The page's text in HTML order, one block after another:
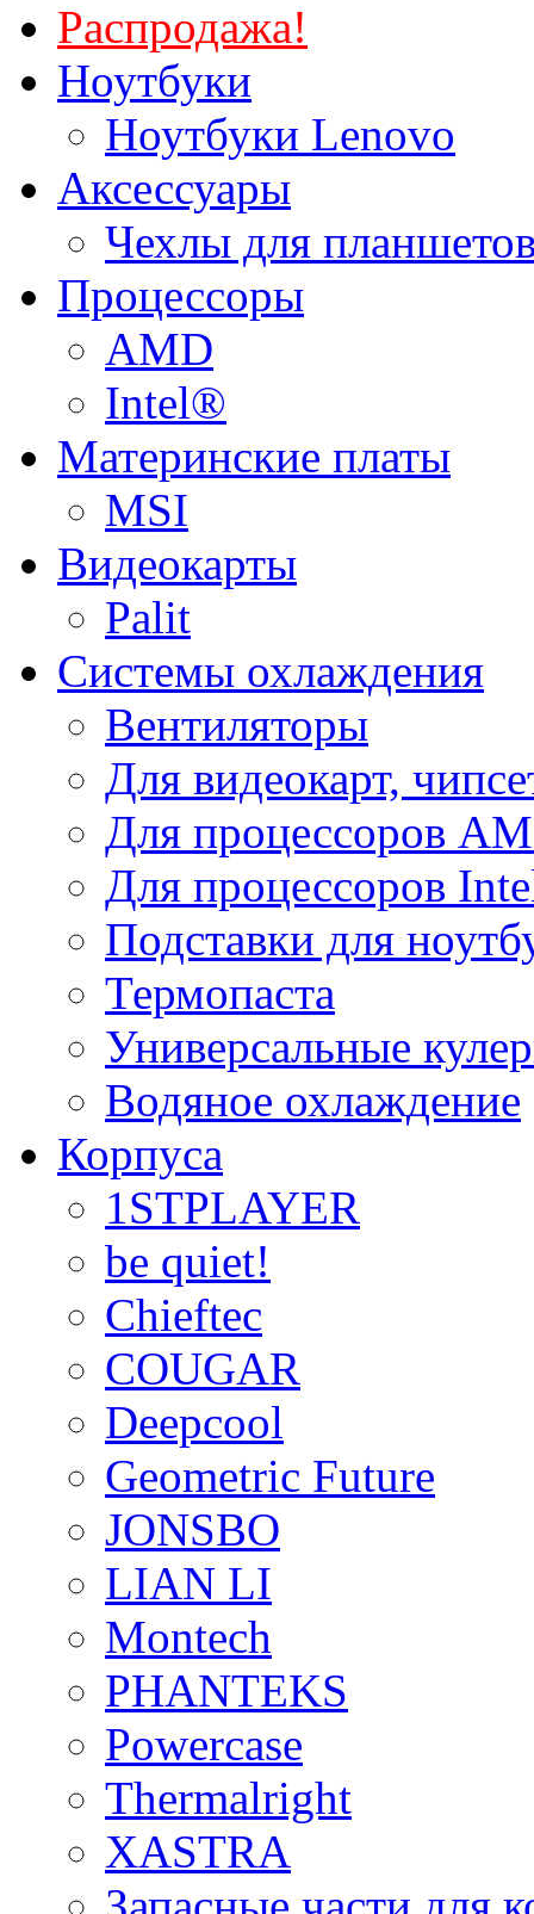
Распродажа!
Ноутбуки
Ноутбуки Lenovo
Аксессуары
Чехлы для
Процессоры
AMD
Intel®
Материнские платы
MSI
Видеокарты
Palit
Системы охлаждения
Вентиляторы
Для видеокарт,
Для процессоров
Для процессоров
Подставки для
Термопаста
Универсальные
Водяное охлаждение
Корпуса
1STPLAYER
be quiet!
Chieftec
COUGAR
Deepcool
Geometric Future
JONSBO
LIAN LI
Montech
PHANTEKS
Powercase
Thermalright
XASTRA